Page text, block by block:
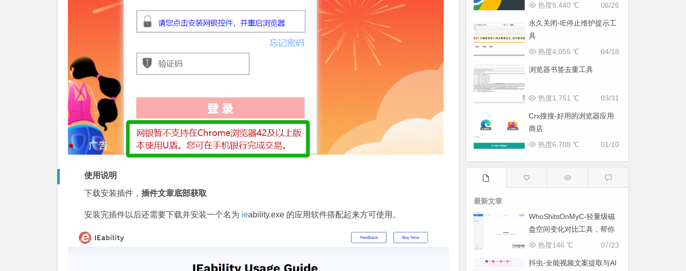
使用说明
下载安装插件， 插件文章底部获取
安装完插件以后还需要下载并安装一个名为 ieability.exe 的应用软件搭配起来方可使用。
06/26
热度5,440 ℃
永久关闭-IE停止维护提示工
具
04/18
热度4,055 ℃
浏览器书签去重工具
03/31
热度1,751 ℃
Crx搜搜-好用的浏览器应用
商店
01/10
热度6,708 ℃
最新文章
WhoShitsOnMyC-轻量级磁
盘空间变化对比工具，帮你
找出“吃掉”空间的罪魁祸首
07/23
热度146 ℃
抖虫-全能视频文案提取与AI